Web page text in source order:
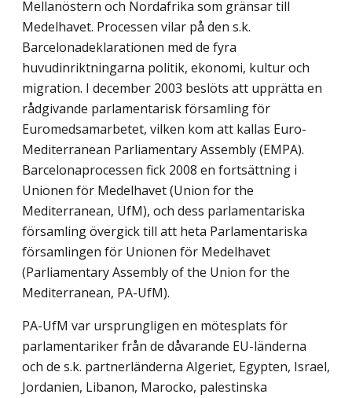
Mellanöstern och Nordafrika som gränsar till
Medelhavet. Processen vilar på den s.k.
Barcelonadeklarationen med de fyra
huvudinriktningarna politik, ekonomi, kultur och
migration. I december 2003 beslöts att upprätta en
rådgivande parlamentarisk församling för
Euromedsamarbetet, vilken kom att kallas Euro-
Mediterranean Parliamentary Assembly (EMPA).
Barcelonaprocessen fick 2008 en fortsättning i
Unionen för Medelhavet (Union for the
Mediterranean, UfM), och dess parlamentariska
församling övergick till att heta Parlamentariska
församlingen för Unionen för Medelhavet
(Parliamentary Assembly of the Union for the
Mediterranean, PA-UfM).
PA-UfM var ursprungligen en mötesplats för
parlamentariker från de dåvarande EU-länderna
och de s.k. partnerländerna Algeriet, Egypten, Israel,
Jordanien, Libanon, Marocko, palestinska